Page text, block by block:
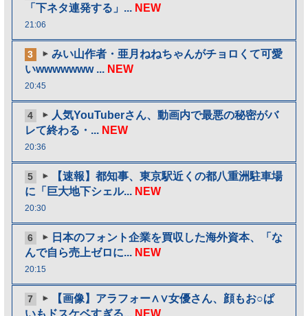
「下ネタ連発する」... NEW
21:06
3
みい山作者・亜月ねねちゃんがチョロくて可愛
いwwwwwww ... NEW
20:45
4
人気YouTuberさん、動画内で最悪の秘密がバ
レて終わる・... NEW
20:36
5
【速報】都知事、東京駅近くの都八重洲駐車場
に「巨大地下シェル... NEW
20:30
6
日本のフォント企業を買収した海外資本、「な
んで自ら売上ゼロに... NEW
20:15
7
【画像】アラフォー∧∨女優さん、顔もお○ぱ